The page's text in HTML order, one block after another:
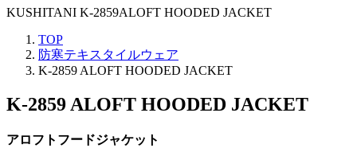
KUSHITANI K-2859ALOFT HOODED JACKET
TOP
防寒テキスタイルウェア
K-2859 ALOFT HOODED JACKET
K-2859 ALOFT HOODED JACKET
アロフトフードジャケット